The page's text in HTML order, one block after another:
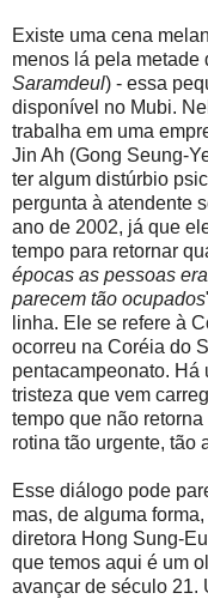
Existe uma cena
menos lá pela metade
Saramdeul) - essa
disponível no Mubi.
trabalha em uma
Jin Ah (Gong Seung-
ter algum distúrbio
pergunta à atendente
ano de 2002, já que
tempo para retornar
épocas as pessoas
parecem tão ocupados
linha. Ele se refere à
ocorreu na Coréia do
pentacampeonato. Há
tristeza que vem
tempo que não
rotina tão urgente, tão
Esse diálogo pode
mas, de alguma
diretora Hong Sung-
que temos aqui é um
avançar de século 21.